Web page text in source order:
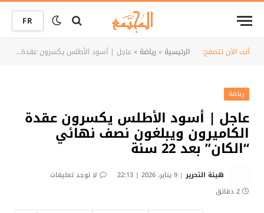
FR
أنت الآن تتصفح: الرئيسية» رياضة»عاجل | أسود الأطلس يكسرون عقدة الكاميرون ويبلغون نصف نهائي “الكان” بعد 22 سنة
رياضة
عاجل | أسود الأطلس يكسرون عقدة
الكاميرون ويبلغون نصف نهائي
“الكان” بعد 22 سنة
هيئة التحرير 9 يناير، 2026 | 22:13
لا توجد تعليقات
2 دقائق